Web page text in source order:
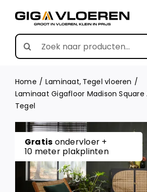
content
Search
for:
Home Laminaat Tegel vloeren
Laminaat Gigafloor Madison Square
Tegel
Gratis ondervloer +
10 meter plakplinten